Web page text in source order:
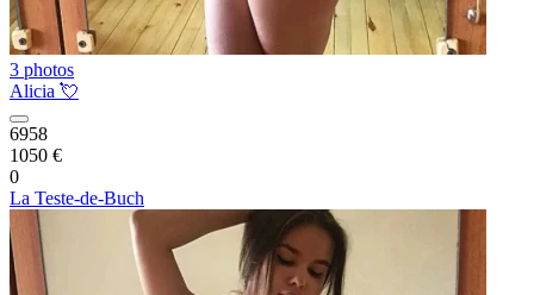
3 photos
Alicia 💘
6958
1050 €
0
La Teste-de-Buch